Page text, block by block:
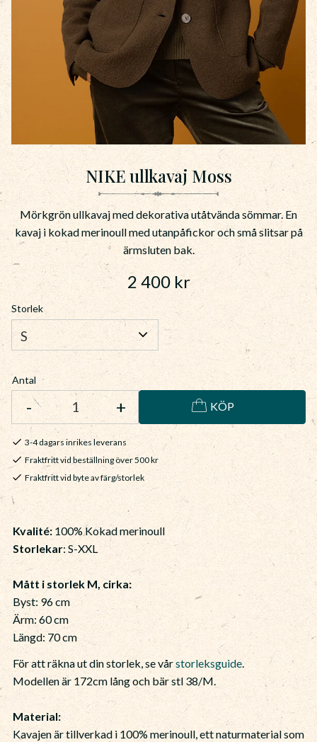
NIKE ullkavaj Moss
Mörkgrön ullkavaj med dekorativa utåtvända sömmar. En
kavaj i kokad merinoull med utanpåfickor och små slitsar på
ärmsluten bak.
2 400kr
Storlek
Antal
+
- KÖP
3-4 dagars inrikes leverans
Fraktfritt vid beställning över 500 kr
Fraktfritt vid byte av färg/storlek
Kvalité: 100% Kokad merinoull
Storlekar: S-XXL
Mått i storlek M, cirka:
Byst: 96 cm
Ärm: 60 cm
Längd: 70 cm
För att räkna ut din storlek, se vårstorleksguide.
Modellen är 172cm lång och bär stl 38/M.
Material:
Kavajen är tillverkad i 100% merinoull, ett naturmaterial som